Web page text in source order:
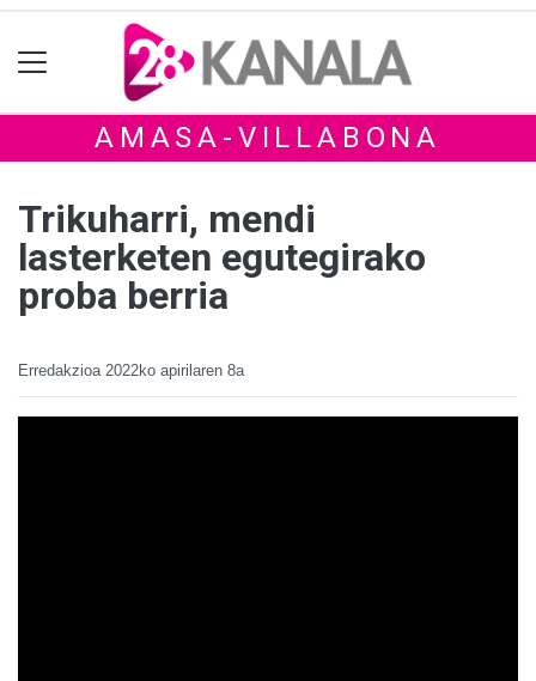
AMASA-VILLABONA
Trikuharri, mendi
lasterketen egutegirako
proba berria
Erredakzioa 2022ko apirilaren 8a